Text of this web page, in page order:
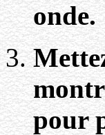
onde.
pour